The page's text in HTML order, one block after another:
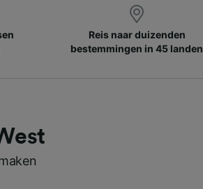
Reis naar duizenden
bestemmingen in 45 landen